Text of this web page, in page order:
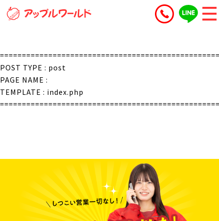
POST TYPE : post
PAGE NAME :
TEMPLATE : index.php